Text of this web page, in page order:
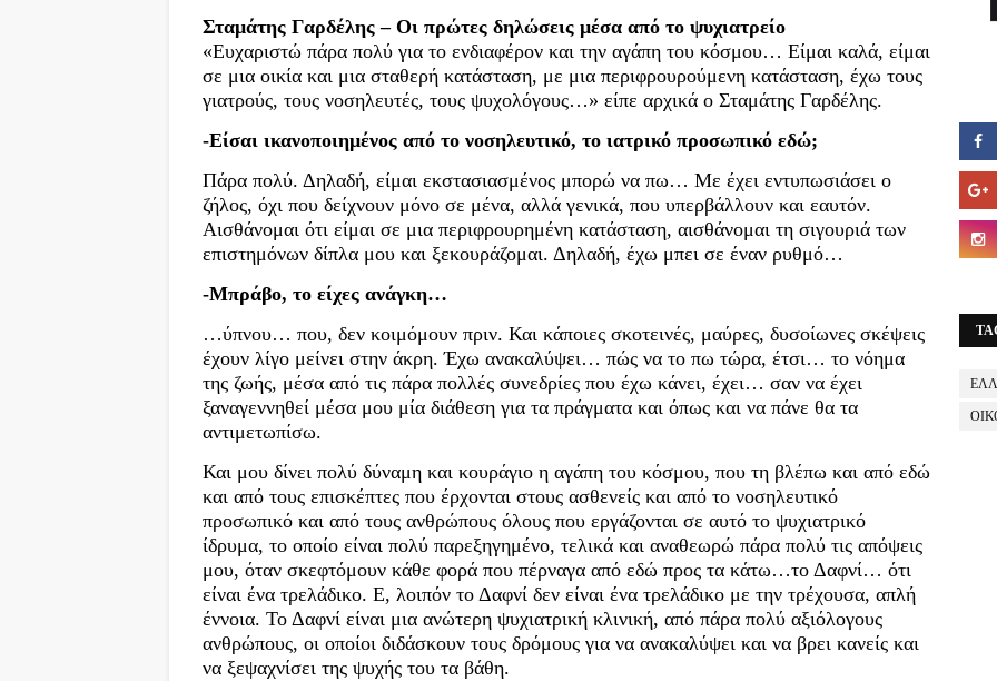
Σταμάτης Γαρδέλης – Οι πρώτες δηλώσεις μέσα από το ψυχιατρείο
«Ευχαριστώ πάρα πολύ για το ενδιαφέρον και την αγάπη του κόσμου… Είμαι καλά, είμαι
σε μια οικία και μια σταθερή κατάσταση, με μια περιφρουρούμενη κατάσταση, έχω τους
γιατρούς, τους νοσηλευτές, τους ψυχολόγους…» είπε αρχικά ο Σταμάτης Γαρδέλης.
-Είσαι ικανοποιημένος από το νοσηλευτικό, το ιατρικό προσωπικό εδώ;
Πάρα πολύ. Δηλαδή, είμαι εκστασιασμένος μπορώ να πω… Με έχει εντυπωσιάσει ο
ζήλος, όχι που δείχνουν μόνο σε μένα, αλλά γενικά, που υπερβάλλουν και εαυτόν.
Αισθάνομαι ότι είμαι σε μια περιφρουρημένη κατάσταση, αισθάνομαι τη σιγουριά των
επιστημόνων δίπλα μου και ξεκουράζομαι. Δηλαδή, έχω μπει σε έναν ρυθμό…
-Μπράβο, το είχες ανάγκη…
…ύπνου… που, δεν κοιμόμουν πριν. Και κάποιες σκοτεινές, μαύρες, δυσοίωνες σκέψεις
έχουν λίγο μείνει στην άκρη. Έχω ανακαλύψει… πώς να το πω τώρα, έτσι… το νόημα
της ζωής, μέσα από τις πάρα πολλές συνεδρίες που έχω κάνει, έχει… σαν να έχει
ξαναγεννηθεί μέσα μου μία διάθεση για τα πράγματα και όπως και να πάνε θα τα
αντιμετωπίσω.
Και μου δίνει πολύ δύναμη και κουράγιο η αγάπη του κόσμου, που τη βλέπω και από εδώ
και από τους επισκέπτες που έρχονται στους ασθενείς και από το νοσηλευτικό
προσωπικό και από τους ανθρώπους όλους που εργάζονται σε αυτό το ψυχιατρικό
ίδρυμα, το οποίο είναι πολύ παρεξηγημένο, τελικά και αναθεωρώ πάρα πολύ τις απόψεις
μου, όταν σκεφτόμουν κάθε φορά που πέρναγα από εδώ προς τα κάτω…το Δαφνί… ότι
είναι ένα τρελάδικο. Ε, λοιπόν το Δαφνί δεν είναι ένα τρελάδικο με την τρέχουσα, απλή
έννοια. Το Δαφνί είναι μια ανώτερη ψυχιατρική κλινική, από πάρα πολύ αξιόλογους
ανθρώπους, οι οποίοι διδάσκουν τους δρόμους για να ανακαλύψει και να βρει κανείς και
να ξεψαχνίσει της ψυχής του τα βάθη.